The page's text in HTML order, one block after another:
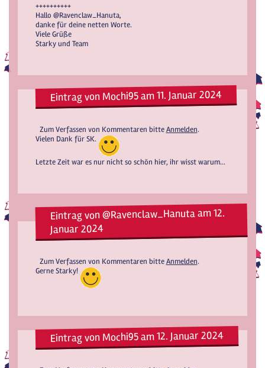
++++++++++
Hallo @Ravenclaw_Hanuta,
danke für deine netten Worte.
Viele Grüße
Starky und Team
Eintrag von Mochi95 am 11. Januar 2024
Zum Verfassen von Kommentaren bitteAnmelden.
Vielen Dank für SK.
Letzte Zeit war es nur nicht so schön hier, ihr wisst warum...
Eintrag von @Ravenclaw_Hanuta am 12.
Januar 2024
Zum Verfassen von Kommentaren bitteAnmelden.
Gerne Starky!
Eintrag von Mochi95 am 12. Januar 2024